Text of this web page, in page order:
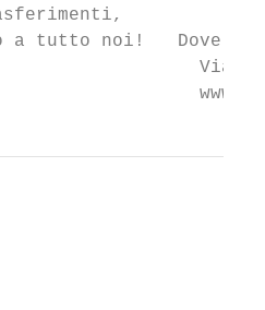
a tutto noi!   Dove
Via